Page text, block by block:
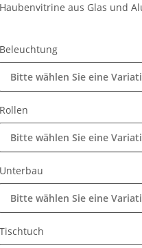
Haubenvitrine aus Glas und
Beleuchtung
Bitte wählen Sie eine
Rollen
Bitte wählen Sie eine
Unterbau
Bitte wählen Sie eine
Tischtuch